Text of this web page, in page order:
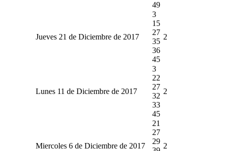
49
Jueves 21 de Diciembre de 2017
3
15
27
35
36
45
2
Lunes 11 de Diciembre de 2017
3
22
27
32
33
45
2
Miercoles 6 de Diciembre de 2017
21
27
29
2